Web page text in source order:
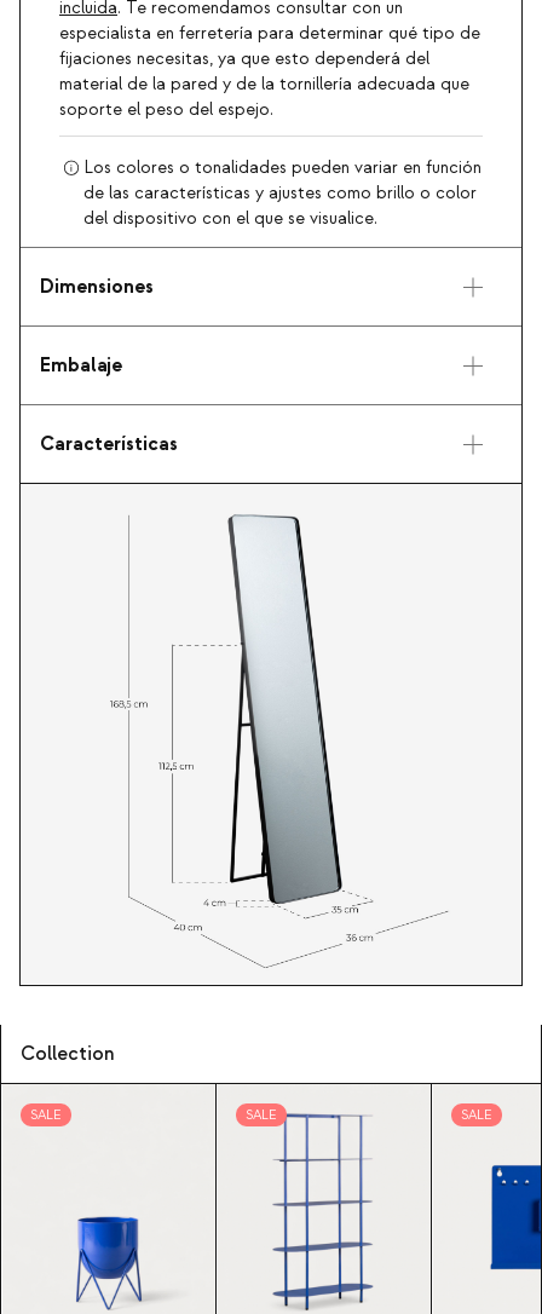
incluida. Te recomendamos consultar con un
especialista en ferretería para determinar qué tipo de
fijaciones necesitas, ya que esto dependerá del
material de la pared y de la tornillería adecuada que
soporte el peso del espejo.
Los colores o tonalidades pueden variar en función
de las características y ajustes como brillo o color
del dispositivo con el que se visualice.
Dimensiones
Embalaje
Características
Collection
SALE SALE SALE